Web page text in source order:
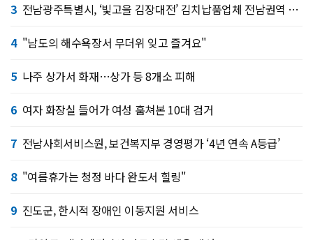
3 전남광주특별시, ‘빛고을 김장대전’ 김치납품업체 전남권역 확대
4 "남도의 해수욕장서 무더위 잊고 즐겨요"
5 나주 상가서 화재…상가 등 8개소 피해
6 여자 화장실 들어가 여성 훔쳐본 10대 검거
7 전남사회서비스원, 보건복지부 경영평가 ‘4년 연속 A등급’
8 "여름휴가는 청정 바다 완도서 힐링"
9 진도군, 한시적 장애인 이동지원 서비스